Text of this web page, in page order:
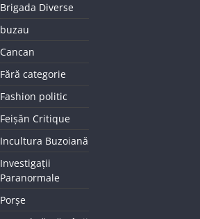
Brigada Diverse
buzau
Cancan
Fără categorie
Fashion politic
Feișăn Critique
Incultura Buzoiană
Investigații
Paranormale
Porșe